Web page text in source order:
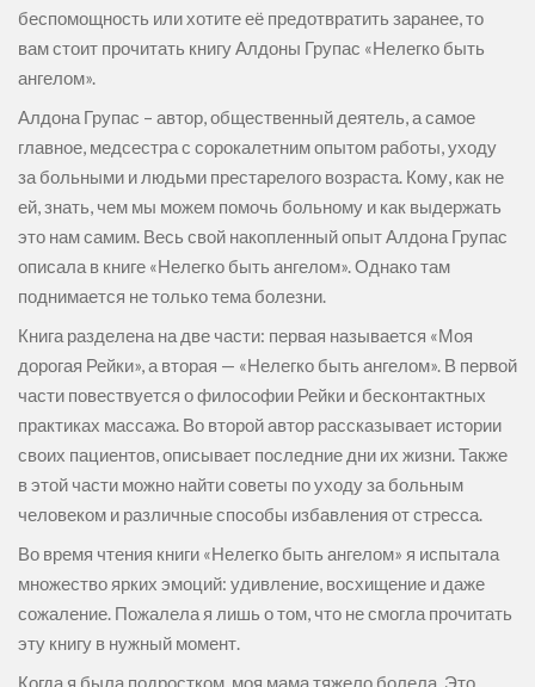
беспомощность или хотите её предотвратить заранее, то
вам стоит прочитать книгу Алдоны Групас «Нелегко быть
ангелом».
Алдона Групас – автор, общественный деятель, а самое
главное, медсестра с сорокалетним опытом работы, уходу
за больными и людьми престарелого возраста. Кому, как не
ей, знать, чем мы можем помочь больному и как выдержать
это нам самим. Весь свой накопленный опыт Алдона Групас
описала в книге «Нелегко быть ангелом». Однако там
поднимается не только тема болезни.
Книга разделена на две части: первая называется «Моя
дорогая Рейки», а вторая — «Нелегко быть ангелом». В первой
части повествуется о философии Рейки и бесконтактных
практиках массажа. Во второй автор рассказывает истории
своих пациентов, описывает последние дни их жизни. Также
в этой части можно найти советы по уходу за больным
человеком и различные способы избавления от стресса.
Во время чтения книги «Нелегко быть ангелом» я испытала
множество ярких эмоций: удивление, восхищение и даже
сожаление. Пожалела я лишь о том, что не смогла прочитать
эту книгу в нужный момент.
Когда я была подростком, моя мама тяжело болела. Это